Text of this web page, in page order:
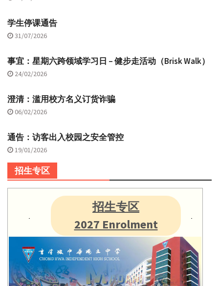
学生停课通告
31/07/2026
事宜：星期六跨领域学习日 – 健步走活动（Brisk Walk）
24/02/2026
澄清：滥用校方名义订货诈骗
06/02/2026
通告：访客出入校园之安全管控
19/01/2026
招生专区
招生专区
2027 Enrolment